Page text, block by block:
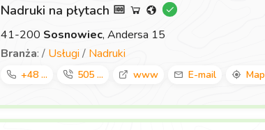
Nadruki na płytach
41-200 Sosnowiec, Andersa 15
Branża: / Usługi / Nadruki
+48 ... 505 ... www E-mail